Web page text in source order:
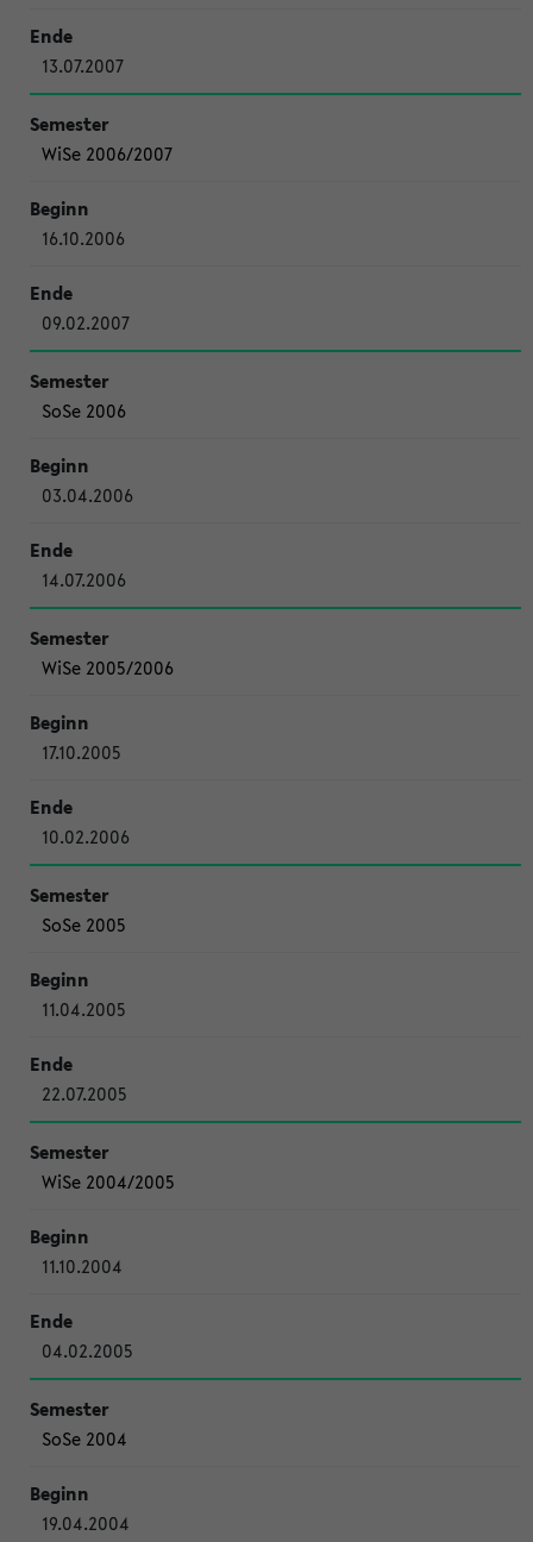
13.07.2007
WiSe 2006/2007
16.10.2006
09.02.2007
SoSe 2006
03.04.2006
14.07.2006
WiSe 2005/2006
17.10.2005
10.02.2006
SoSe 2005
11.04.2005
22.07.2005
WiSe 2004/2005
11.10.2004
04.02.2005
SoSe 2004
19.04.2004